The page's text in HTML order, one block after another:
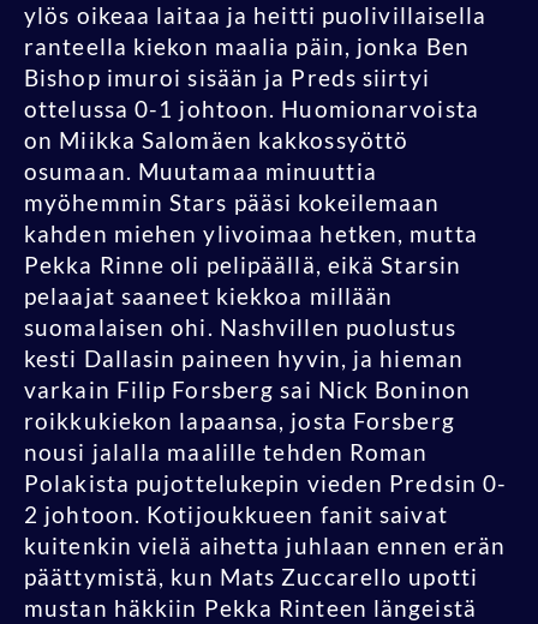
ylös oikeaa laitaa ja heitti puolivillaisella
ranteella kiekon maalia päin, jonka Ben
Bishop imuroi sisään ja Preds siirtyi
ottelussa 0-1 johtoon. Huomionarvoista
on Miikka Salomäen kakkossyöttö
osumaan. Muutamaa minuuttia
myöhemmin Stars pääsi kokeilemaan
kahden miehen ylivoimaa hetken, mutta
Pekka Rinne oli pelipäällä, eikä Starsin
pelaajat saaneet kiekkoa millään
suomalaisen ohi. Nashvillen puolustus
kesti Dallasin paineen hyvin, ja hieman
varkain Filip Forsberg sai Nick Boninon
roikkukiekon lapaansa, josta Forsberg
nousi jalalla maalille tehden Roman
Polakista pujottelukepin vieden Predsin 0-
2 johtoon. Kotijoukkueen fanit saivat
kuitenkin vielä aihetta juhlaan ennen erän
päättymistä, kun Mats Zuccarello upotti
mustan häkkiin Pekka Rinteen längeistä